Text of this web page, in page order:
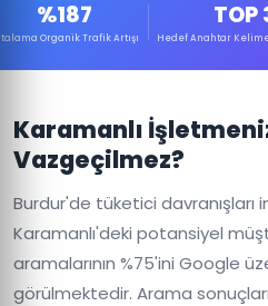
%187
Organik Trafik Artışı
TOP
Hedef Anahtar
Karamanlı
Vazgeçilmez?
Burdur'de tüketici davranışları
Karamanlı'deki potansiyel
aramalarının %75'ini Google
görülmektedir. Arama